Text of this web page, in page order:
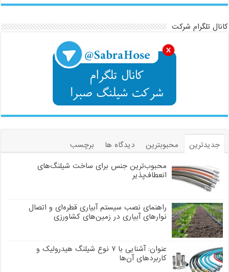
کانال تلگرام شرکت
جدیدترین محبوبترین دیدگاه ها
برچسب
محبوب‌ترین جنس برای ساخت شیلنگ‌های
انعطاف‌پذیر
راهنمای نصب سیستم آبیاری قطره‌ای و اتصال
نوارهای آبیاری در زمین‌های کشاورزی
عنوان: آشنایی با ۷ نوع شیلنگ هیدرولیک و
کاربردهای آن‌ها